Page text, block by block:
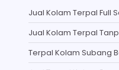
Jual Kolam Terpal Full
Jual Kolam Terpal
Terpal Kolam Subang